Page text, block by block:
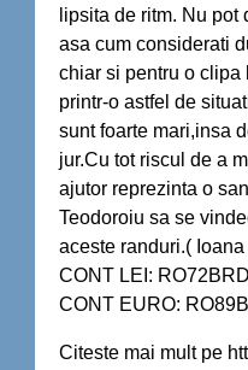
lipsita de ritm. Nu
asa cum considerati
chiar si pentru o clipa
printr-o astfel de
sunt foarte mari,insa
jur.Cu tot riscul de a
ajutor reprezinta o
Teodoroiu sa se
aceste randuri.(
CONT LEI:
CONT EURO:
Citeste mai mult pe